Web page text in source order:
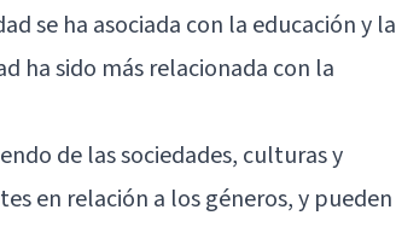
se ha asociada con la educación y la
ha sido más relacionada con la
de las sociedades, culturas y
en relación a los géneros, y pueden